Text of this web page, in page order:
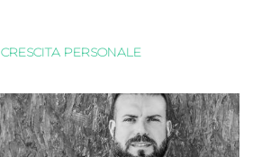
CRESCITA PERSONALE